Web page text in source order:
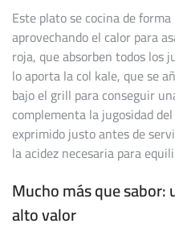
Este plato se cocina de
aprovechando el calor para
roja, que absorben todos los
lo aporta la col kale, que se
bajo el grill para conseguir
complementa la jugosidad
exprimido justo antes de
la acidez necesaria para
Mucho más que
alto valor